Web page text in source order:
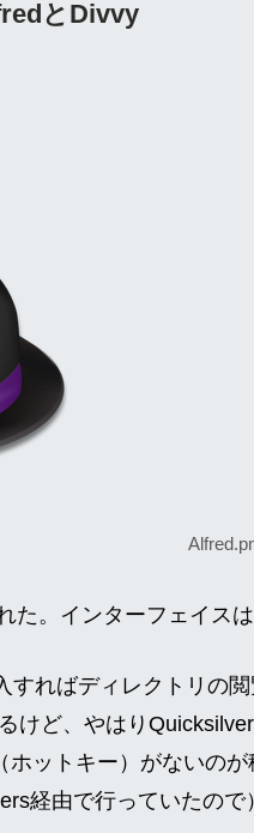
とDivvy
た。インターフェイスは
すればディレクトリの
けど、やはり
ホットキー）がないの
経由で行っていたので